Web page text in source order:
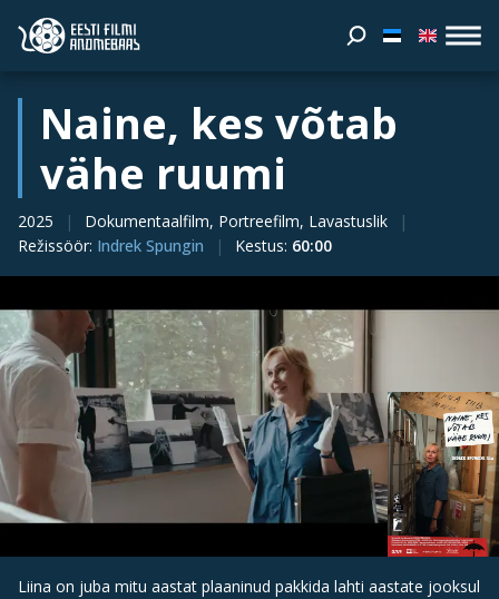
Naine, kes võtab
vähe ruumi
2025
Dokumentaalfilm, Portreefilm, Lavastuslik
Režissöör: Indrek Spungin Kestus: 60:00
Liina on juba mitu aastat plaaninud pakkida lahti aastate jooksul